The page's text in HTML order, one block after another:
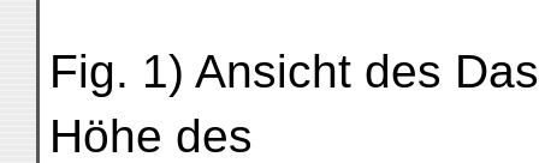
Fig. 1) Ansicht des
Höhe des